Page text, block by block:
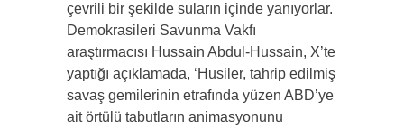
çevrili bir şekilde suların içinde yanıyorlar.
Demokrasileri Savunma Vakfı
araştırmacısı Hussain Abdul-Hussain, X’te
yaptığı açıklamada, ‘Husiler, tahrip edilmiş
savaş gemilerinin etrafında yüzen ABD’ye
ait örtülü tabutların animasyonunu